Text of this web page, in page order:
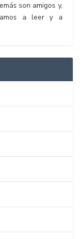
son amigos y,
a leer y a